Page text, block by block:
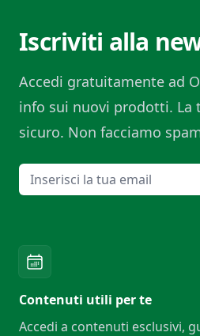
Iscriviti alla
Accedi gratuitamente ad
info sui nuovi prodotti. La
sicuro. Non facciamo
Email
Contenuti utili per te
Accedi a contenuti esclusivi,